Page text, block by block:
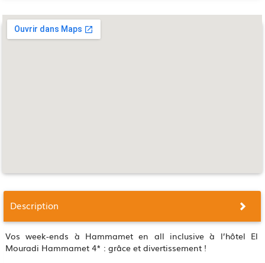
Description
Vos week-ends à Hammamet en all inclusive à l’hôtel El
Mouradi Hammamet 4* : grâce et divertissement !